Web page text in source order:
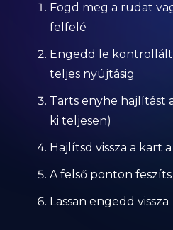
Fogd meg a rudat
felfelé
Engedd le
teljes nyújtásig
Tarts enyhe hajlítást
ki teljesen)
Hajlítsd vissza a kart
A felső ponton feszíts
Lassan engedd vissza